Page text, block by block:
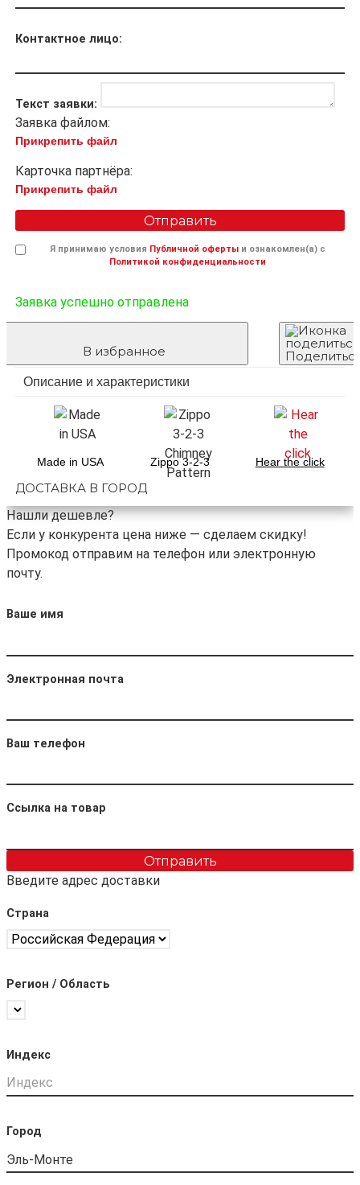
Контактное лицо:
Текст заявки:
Заявка файлом:
Прикрепить файл
Карточка партнёра:
Прикрепить файл
Отправить
Я принимаю условия Публичной офертыи ознакомлен(а) с
Политикой конфиденциальности
Заявка успешно отправлена
В избранное
Описание и характеристики
Made in USA Zippo 3-2-3 Hear the click
ДОСТАВКА В ГОРОД
Нашли дешевле?
Если у конкурента цена ниже — сделаем скидку!
Промокод отправим на телефон или электронную
почту.
Ваше имя
Электронная почта
Ваш телефон
Ссылка на товар
Отправить
Введите адрес доставки
Страна
Регион / Область
Индекс
Город